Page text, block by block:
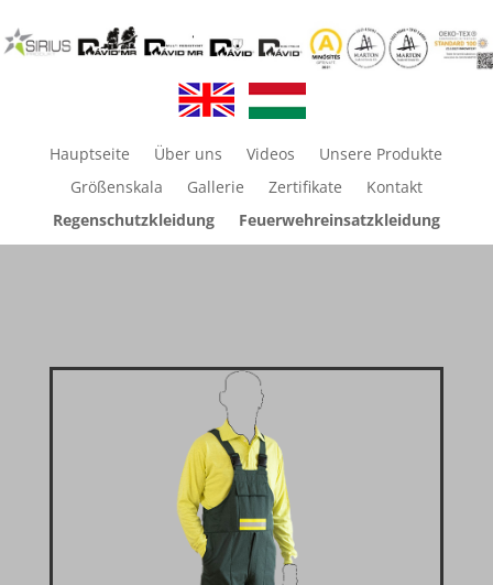
Hauptseite Über uns Videos
Unsere Produkte
Größenskala
Gallerie Zertifikate
Kontakt
Regenschutzkleidung
Feuerwehreinsatzkleidung